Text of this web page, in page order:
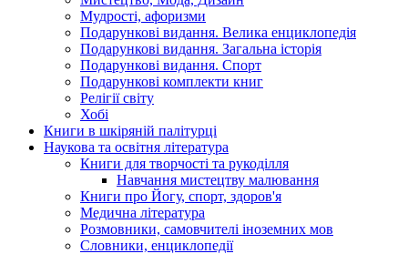
Мудрості, афоризми
Подарункові видання. Велика енциклопедія
Подарункові видання. Загальна історія
Подарункові видання. Спорт
Подарункові комплекти книг
Релігії світу
Хобі
Книги в шкіряній палітурці
Наукова та освітня література
Книги для творчості та рукоділля
Навчання мистецтву малювання
Книги про Йогу, спорт, здоров'я
Медична література
Розмовники, самовчителі іноземних мов
Словники, енциклопедії